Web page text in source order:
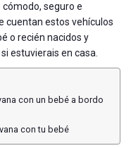
seguro e
cuentan estos vehículos
o recién nacidos y
estuvierais en casa.
con un bebé a bordo
con tu bebé